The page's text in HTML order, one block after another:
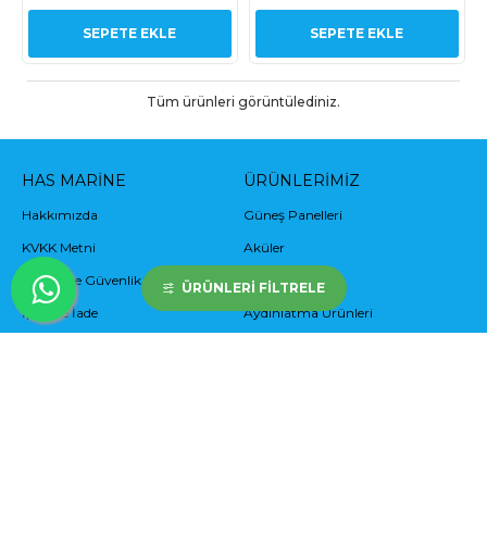
SEPETE EKLE SEPETE EKLE
Tüm ürünleri görüntülediniz.
HAS MARINE
Hakkımızda
KVKK Metni
Gizlilik ve Güvenlik
İptal ve İade
ÜRÜNLERIMIZ
Güneş Panelleri
Aküler
İnverterler
Aydınlatma Ürünleri
ÜRÜNLERI FILTRELE